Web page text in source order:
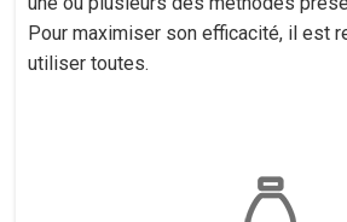
Pour maximiser son efficacité, il est
utiliser toutes.